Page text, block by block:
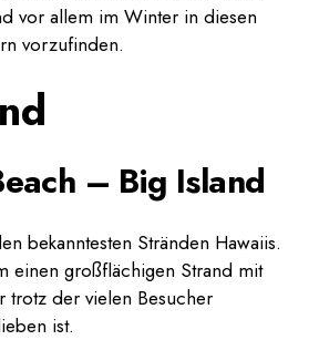
vor allem im Winter in diesen
vorzufinden.
– Big Island
bekanntesten Stränden Hawaiis.
einen großflächigen Strand mit
trotz der vielen Besucher
ist.